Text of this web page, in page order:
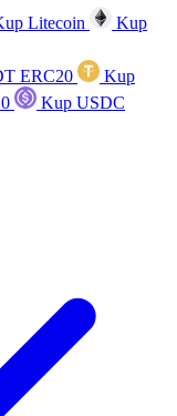
Litecoin
Kup
ERC20
Kup
Kup USDC